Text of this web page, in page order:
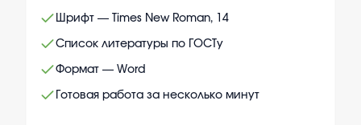
Шрифт — Times New Roman, 14
Список литературы по ГОСТу
Формат — Word
Готовая работа за несколько минут